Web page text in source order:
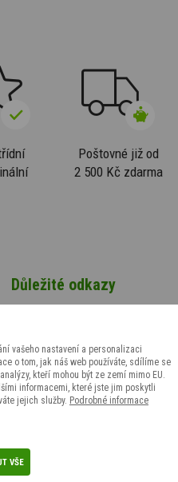
Poštovné již od
2 500 Kč zdarma
Důležité odkazy
Časté dotazy zákazníků
Výdejní místa PPL Parceshop
Certifikáty
Velkoobchod
Cyklo oblečení
vašeho nastavení a personalizaci
o tom, jak náš web používáte, sdílíme se
kteří mohou být ze zemí mimo EU.
informacemi, které jste jim poskytli
jejich služby. Podrobné informace
VŠE